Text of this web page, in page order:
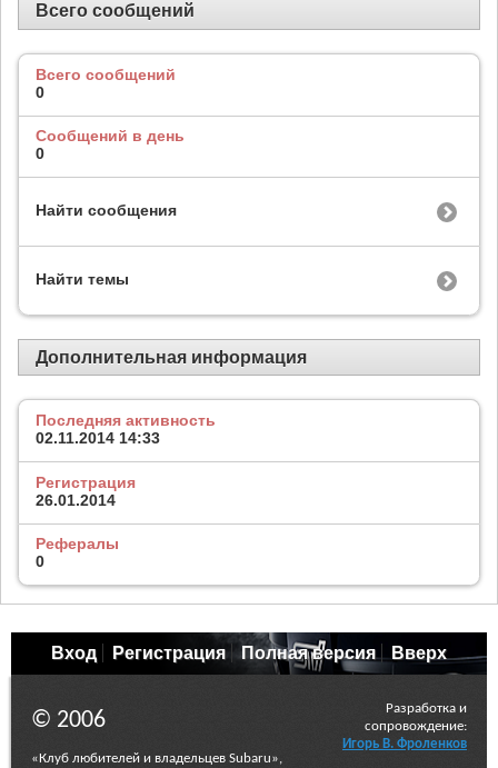
Всего сообщений
Всего сообщений
0
Сообщений в день
0
Найти сообщения
Найти темы
Дополнительная информация
Последняя активность
02.11.2014 14:33
Регистрация
26.01.2014
Рефералы
0
Вход Регистрация Полная версия Вверх
© 2006
«Клуб любителей и владельцев Subaru»,
Разработка и
сопровождение:
Игорь В. Фроленков